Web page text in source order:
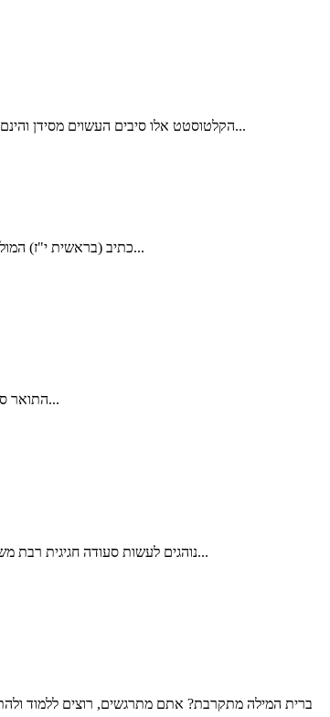
לאחר ברית המילה אני משאיר את התינוק ללא חבישה ועוטף את אזור המילה בקלטוסטט (Kaltostat). הקלטוסטט אלו סיבים העשוים מסידן והינם חומר הנמס מעצמו. תפקיד הסיבים: הגנה על אזור ברית המילה...
כתיב (בראשית י"ז) המול ימול יליד ביתך ומקנת כספך, אמר הקב"ה יבא טמא ויטפיל בטהור, אפשר כן, אלא המול ימול אני טהור ואברהם טהור נאה לטהור להטפל בטהור, {שיר השירים רבה...
התואר סנדק משמעו 'שותף' או 'שליח', והוא מכוון לאיש שעל ברכיו מונח התינוק בזמן הברית. הסנדק מתעטף בטלית, והאב מניח את התינוק על ברכיו – בדרך כלל על גבי כרית...
נוהגים לעשות סעודה חגיגית רבת משתתפים לאחר הברית, והיא סעודת מצווה. נוהג זה מקורו בסעודה שערך אברהם אבינו לבנו: "וַיַּעַשׂ אַבְרָהָם מִשְׁתֶּה גָדוֹל בְּיוֹם הִגָּמֵל אֶת יִצְחָק" (בראשית כ"א 8). דרכו...
ברית המילה מתקרבת? אתם מתרגשים, רוצים ללמוד